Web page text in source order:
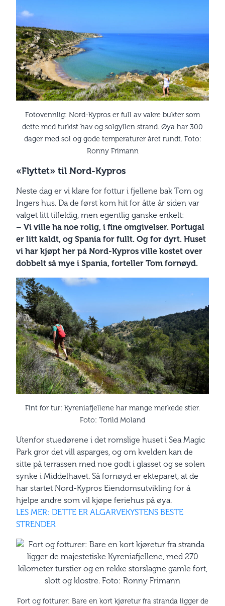
Fotovennlig: Nord-Kypros er full av vakre bukter som
dette med turkist hav og solgyllen strand. Øya har 300
dager med sol og gode temperaturer året rundt. Foto:
Ronny Frimann
«Flyttet» til Nord-Kypros
Neste dag er vi klare for fottur i fjellene bak Tom og
Ingers hus. Da de først kom hit for åtte år siden var
valget litt tilfeldig, men egentlig ganske enkelt:
– Vi ville ha noe rolig, i fine omgivelser. Portugal
er litt kaldt, og Spania for fullt. Og for dyrt. Huset
vi har kjøpt her på Nord-Kypros ville kostet over
dobbelt så mye i Spania, forteller Tom fornøyd.
Fint for tur: Kyreniafjellene har mange merkede stier.
Foto: Torild Moland
Utenfor stuedørene i det romslige huset i Sea Magic
Park gror det vill asparges, og om kvelden kan de
sitte på terrassen med noe godt i glasset og se solen
synke i Middelhavet. Så fornøyd er ekteparet, at de
har startet Nord-Kypros Eiendomsutvikling for å
hjelpe andre som vil kjøpe feriehus på øya.
LES MER: DETTE ER ALGARVEKYSTENS BESTE
STRENDER
Fort og fotturer: Bare en kort kjøretur fra stranda ligger de